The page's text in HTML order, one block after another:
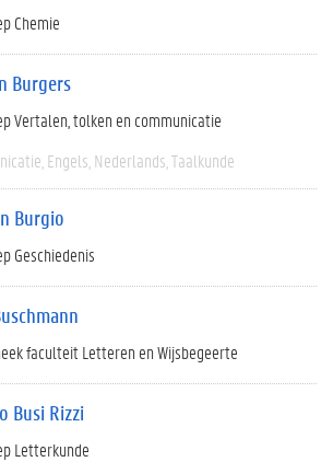
Chemie
Burgers
Vertalen, tolken en communicatie
Engels Nederlands Taalkunde
Burgio
Geschiedenis
faculteit Letteren en Wijsbegeerte
Busi Rizzi
Letterkunde